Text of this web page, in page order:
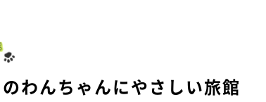
わんちゃんにやさしい旅館